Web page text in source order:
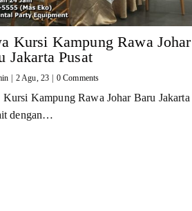
Kursi Kampung Rawa Johar
Jakarta Pusat
2Agu, 23 0 Comments
Kursi Kampung Rawa Johar Baru Jakarta
dengan…